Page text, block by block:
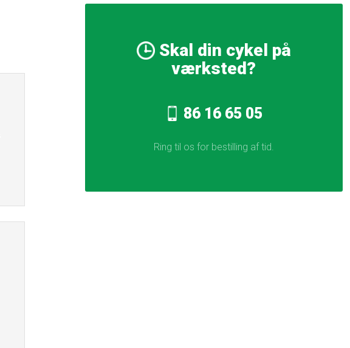
Skal din cykel på
værksted?
86 16 65 05​
Ring til os for bestilling af tid.